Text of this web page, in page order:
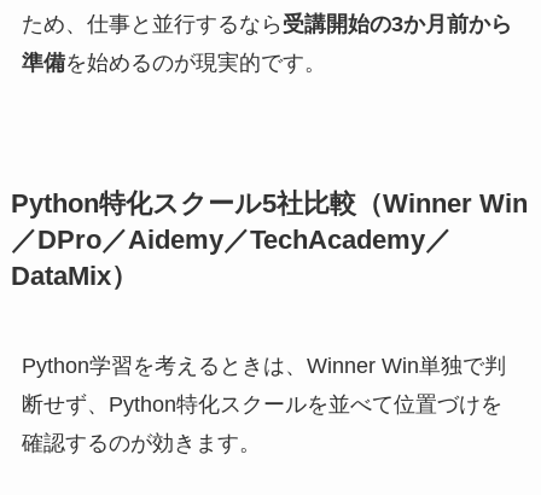
ため、仕事と並行するなら 受講開始の3か月前から
準備を始めるのが現実的です。
Python特化スクール5社比較（Winner Win
／DPro／Aidemy／TechAcademy／
DataMix）
Python学習を考えるときは、Winner Win単独で判
断せず、Python特化スクールを並べて位置づけを
確認するのが効きます。